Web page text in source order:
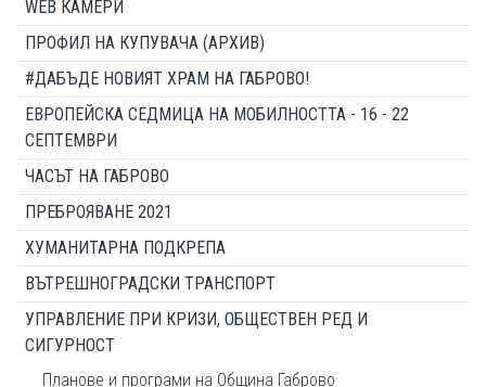
WEB КАМЕРИ
ПРОФИЛ НА КУПУВАЧА (АРХИВ)
#ДАБЪДЕ НОВИЯТ ХРАМ НА ГАБРОВО!
ЕВРОПЕЙСКА СЕДМИЦА НА МОБИЛНОСТТА - 16 - 22
СЕПТЕМВРИ
ЧАСЪТ НА ГАБРОВО
ПРЕБРОЯВАНЕ 2021
ХУМАНИТАРНА ПОДКРЕПА
ВЪТРЕШНОГРАДСКИ ТРАНСПОРТ
УПРАВЛЕНИЕ ПРИ КРИЗИ, ОБЩЕСТВЕН РЕД И
СИГУРНОСТ
Планове и програми на Община Габрово